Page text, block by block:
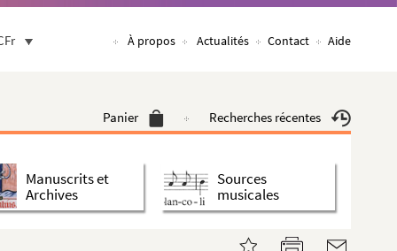
À propos Actualités Contact Aide
Panier Recherches récentes
Manuscrits et
Archives
Sources
musicales